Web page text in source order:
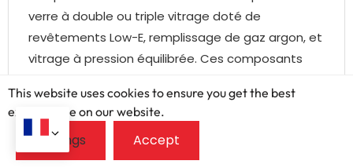
verre à double ou triple vitrage doté de
revêtements Low-E, remplissage de gaz argon, et
vitrage à pression équilibrée. Ces composants
et minimisent les pertes de chaleur pendant les
hivers rigoureux.
This website uses cookies to ensure you get the best
exprerience on our website.